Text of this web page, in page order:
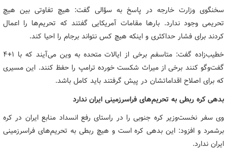
سخنگوی وزارت خارجه در پاسخ به سؤالی گفت: هیچ تفاوتی بین هیچ
تحریمی وجود ندارد. بارها مقامات آمریکایی گفتند که تحریم‌ها را اعمال
کردند برای فشار حداکثری و اینکه هیچ کس نتواند برجام را احیا کند.
خطیب‌زاده گفت: متاسفم برخی از ایالات متحده به وین می‌آیند که با ۱+۴
گفت‌وگو کنند برخی از میراث شکست خورده ترامپ را حفظ کنند. این مسیری
که برای اصلاح اقداماتشان در پیش گرفتند باید کامل باشد.
بدهی کره ربطی به تحریم‌های فراسرزمینی ایران ندارد
وی سفر نخست‌وزیر کره جنوبی را در راستای رفع انسداد منابع ایران در کره
برشمرد و افزود: این بدهی کره است و هیچ ربطی به تحریم‌های فراسرزمینی
ایران ندارد.